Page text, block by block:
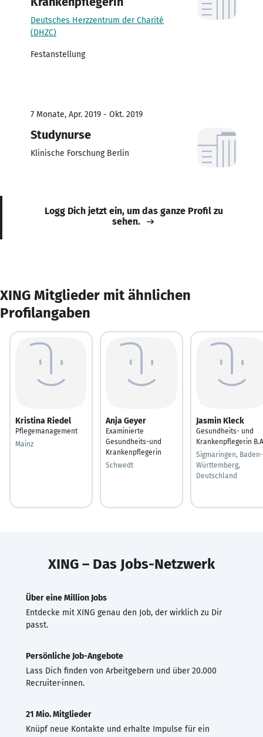
Deutsches Herzzentrum der Charité
(DHZC)
Festanstellung
7 Monate, Apr. 2019 - Okt. 2019
Studynurse
Klinische Forschung Berlin
Logg Dich jetzt ein, um das ganze Profil zu
sehen.
XING Mitglieder mit ähnlichen
Profilangaben
Kristina Riedel
Pflegemanagement
Mainz
Anja Geyer
Examinierte
Gesundheits-und
Krankenpflegerin
Schwedt
Jasmin Kleck
Gesundheits- und
Krankenpflegerin
Sigmaringen, Baden-
Württemberg,
Deutschland
XING – Das Jobs-Netzwerk
Über eine Million Jobs
Entdecke mit XING genau den Job, der wirklich zu Dir
passt.
Persönliche Job-Angebote
Lass Dich finden von Arbeitgebern und über 20.000
Recruiter·innen.
21 Mio. Mitglieder
Knüpf neue Kontakte und erhalte Impulse für ein